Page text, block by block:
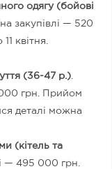
одягу (бойові
закупівлі — 520
квітня.
(36-47 р.)
000 грн. Прийом
деталі можна
(кітель та
— 495 000 грн.